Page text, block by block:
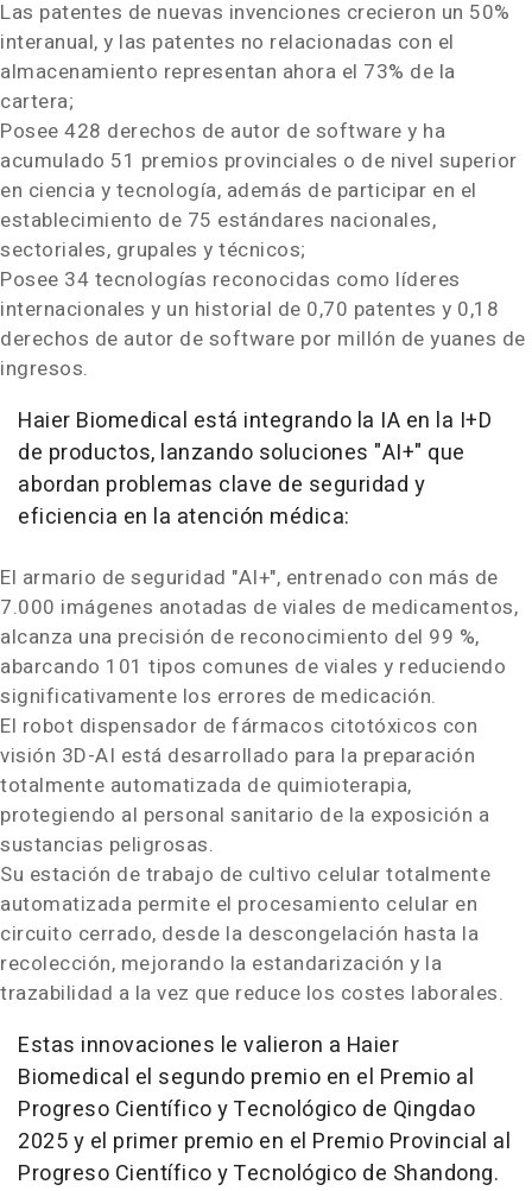
Las patentes de nuevas invenciones crecieron un 50%
interanual, y las patentes no relacionadas con el
almacenamiento representan ahora el 73% de la
cartera;
Posee 428 derechos de autor de software y ha
acumulado 51 premios provinciales o de nivel superior
en ciencia y tecnología, además de participar en el
establecimiento de 75 estándares nacionales,
sectoriales, grupales y técnicos;
Posee 34 tecnologías reconocidas como líderes
internacionales y un historial de 0,70 patentes y 0,18
derechos de autor de software por millón de yuanes de
ingresos.
Haier Biomedical está integrando la IA en la I+D
de productos, lanzando soluciones "AI+" que
abordan problemas clave de seguridad y
eficiencia en la atención médica:
El armario de seguridad "AI+", entrenado con más de
7.000 imágenes anotadas de viales de medicamentos,
alcanza una precisión de reconocimiento del 99 %,
abarcando 101 tipos comunes de viales y reduciendo
significativamente los errores de medicación.
El robot dispensador de fármacos citotóxicos con
visión 3D-AI está desarrollado para la preparación
totalmente automatizada de quimioterapia,
protegiendo al personal sanitario de la exposición a
sustancias peligrosas.
Su estación de trabajo de cultivo celular totalmente
automatizada permite el procesamiento celular en
circuito cerrado, desde la descongelación hasta la
recolección, mejorando la estandarización y la
trazabilidad a la vez que reduce los costes laborales.
Estas innovaciones le valieron a Haier
Biomedical el segundo premio en el Premio al
Progreso Científico y Tecnológico de Qingdao
2025 y el primer premio en el Premio Provincial al
Progreso Científico y Tecnológico de Shandong.